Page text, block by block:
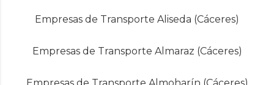
Empresas de Transporte Aliseda (Cáceres)
Empresas de Transporte Almaraz (Cáceres)
Empresas de Transporte Almoharín (Cáceres)